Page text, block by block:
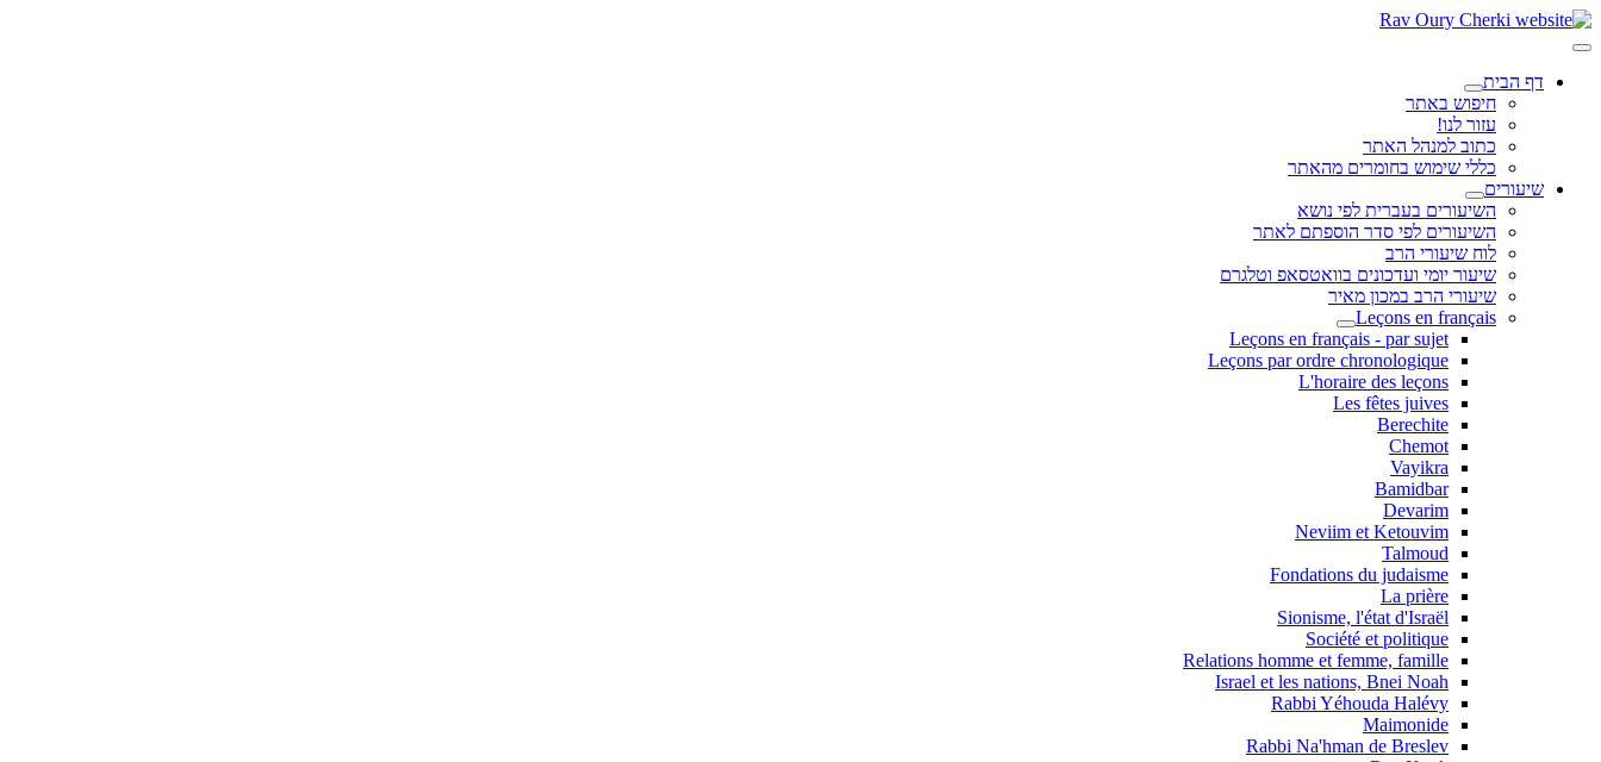
דף הבית
חיפוש באתר
עזור לנו!
כתוב למנהל האתר
כללי שימוש בחומרים מהאתר
שיעורים
השיעורים בעברית לפי נושא
השיעורים לפי סדר הוספתם לאתר
לוח שיעורי הרב
שיעור יומי ועדכונים בוואטסאפ וטלגרם
שיעורי הרב במכון מאיר
Leçons en français
Leçons en français - par sujet
Leçons par ordre chronologique
L'horaire des leçons
Les fêtes juives
Berechite
Chemot
Vayikra
Bamidbar
Devarim
Neviim et Ketouvim
Talmoud
Fondations du judaisme
La prière
Sionisme, l'état d'Israël
Société et politique
Relations homme et femme, famille
Israel et les nations, Bnei Noah
Rabbi Yéhouda Halévy
Maimonide
Rabbi Na'hman de Breslev